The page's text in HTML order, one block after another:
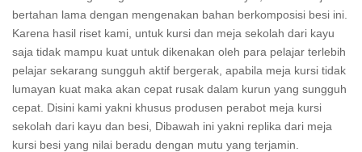
bertahan lama dengan mengenakan bahan berkomposisi besi ini.
Karena hasil riset kami, untuk kursi dan meja sekolah dari kayu
saja tidak mampu kuat untuk dikenakan oleh para pelajar terlebih
pelajar sekarang sungguh aktif bergerak, apabila meja kursi tidak
lumayan kuat maka akan cepat rusak dalam kurun yang sungguh
cepat. Disini kami yakni khusus produsen perabot meja kursi
sekolah dari kayu dan besi, Dibawah ini yakni replika dari meja
kursi besi yang nilai beradu dengan mutu yang terjamin.